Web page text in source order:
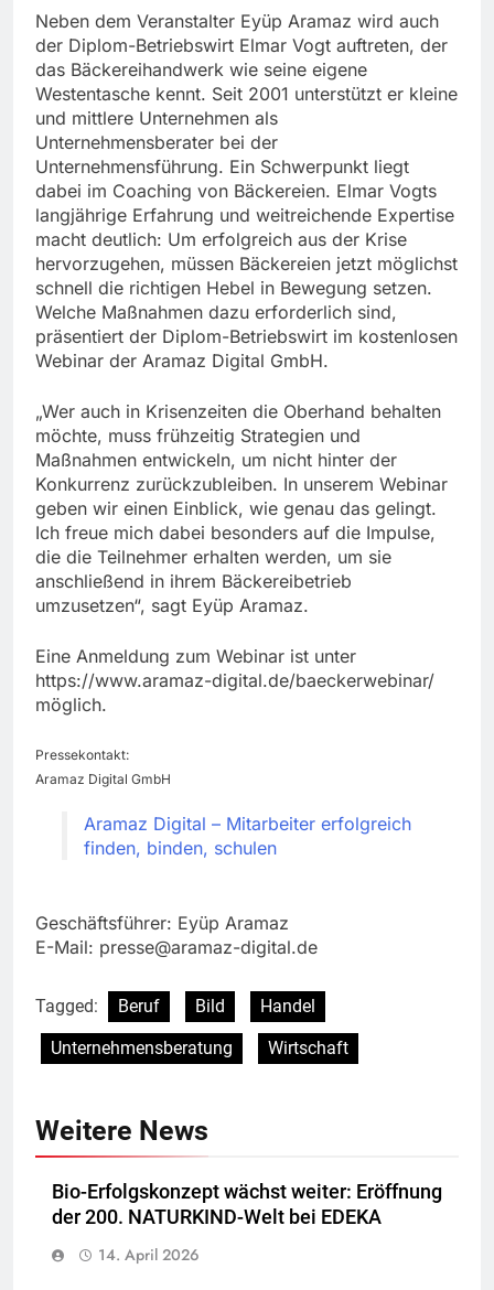
Neben dem Veranstalter Eyüp Aramaz wird auch
der Diplom-Betriebswirt Elmar Vogt auftreten, der
das Bäckereihandwerk wie seine eigene
Westentasche kennt. Seit 2001 unterstützt er kleine
und mittlere Unternehmen als
Unternehmensberater bei der
Unternehmensführung. Ein Schwerpunkt liegt
dabei im Coaching von Bäckereien. Elmar Vogts
langjährige Erfahrung und weitreichende Expertise
macht deutlich: Um erfolgreich aus der Krise
hervorzugehen, müssen Bäckereien jetzt möglichst
schnell die richtigen Hebel in Bewegung setzen.
Welche Maßnahmen dazu erforderlich sind,
präsentiert der Diplom-Betriebswirt im kostenlosen
Webinar der Aramaz Digital GmbH.
„Wer auch in Krisenzeiten die Oberhand behalten
möchte, muss frühzeitig Strategien und
Maßnahmen entwickeln, um nicht hinter der
Konkurrenz zurückzubleiben. In unserem Webinar
geben wir einen Einblick, wie genau das gelingt.
Ich freue mich dabei besonders auf die Impulse,
die die Teilnehmer erhalten werden, um sie
anschließend in ihrem Bäckereibetrieb
umzusetzen“, sagt Eyüp Aramaz.
Eine Anmeldung zum Webinar ist unter
https://www.aramaz-digital.de/baeckerwebinar/
möglich.
Pressekontakt:
Aramaz Digital GmbH
Aramaz Digital – Mitarbeiter erfolgreich
finden, binden, schulen
Geschäftsführer: Eyüp Aramaz
E-Mail: presse@aramaz-digital.de
Tagged: Beruf Bild
Handel
Unternehmensberatung
Wirtschaft
Weitere News
Bio-Erfolgskonzept wächst weiter: Eröffnung
der 200. NATURKIND-Welt bei EDEKA
14. April 2026